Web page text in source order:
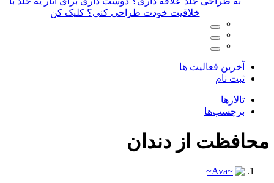
آخرین فعالیت ها
ثبت نام
تالارها
برچسب‌ها
محافظت از دندان